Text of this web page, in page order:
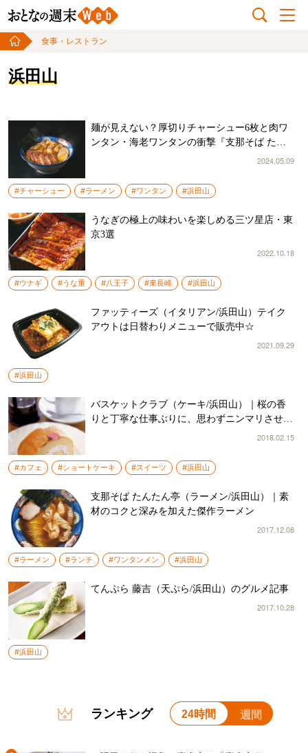
食事・レストラン
浜田山
麺が見えない？厚切りチャーシュー6枚と肉ワ
ンタン・海老ワンタンの衝撃『支那そば たん
2024.05.09
#チャーシュー #ラーメン #ワンタン #浜田山
うなぎの極上の味わいを楽しめる三ツ星店・東
京3選
2022.10.18
#ウナギ #うな重 #八王子 #東長崎 #浜田山
ファッティーズ（イタリアン/浜田山）テイク
アウトは日替わりメニューで販売中☆
2021.09.29
#浜田山
バスケットクラブ（ケーキ/浜田山）｜桜の香
りと丁寧な仕事ぶりに、思わずニンマリさせら
2018.02.15
#カフェ #ショートケーキ #スイーツ #浜田山
支那そば たんたん亭（ラーメン/浜田山）｜素
材のコクと深みを加えた傑作ラーメン
2017.12.08
#ラーメン #ランチ #ワンタンメン #浜田山
てんぷら 藤吉（天ぷら/浜田山）のグルメ記事
2017.10.28
#浜田山
ランキング 24時間 週間